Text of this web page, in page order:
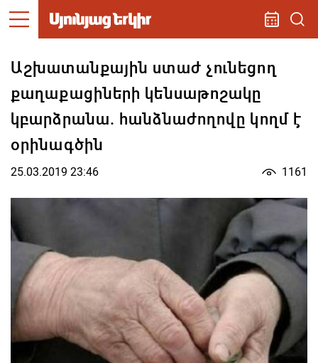
Աշխատանքային ստաժ չունեցող
քաղաքացիների կենսաթոշակը
կբարձրանա. հանձնաժողովը կողմ է
օրինագծին
25.03.2019 23:46 1161